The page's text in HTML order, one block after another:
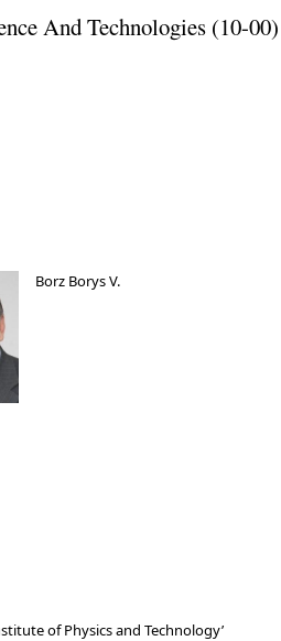
And Technologies (10-00)
Borz Borys V.
of Physics and Technology’